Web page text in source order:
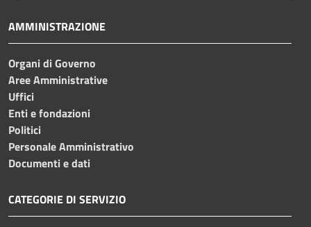
AMMINISTRAZIONE
Organi di Governo
Aree Amministrative
Uffici
Enti e fondazioni
Politici
Personale Amministrativo
Documenti e dati
CATEGORIE DI SERVIZIO